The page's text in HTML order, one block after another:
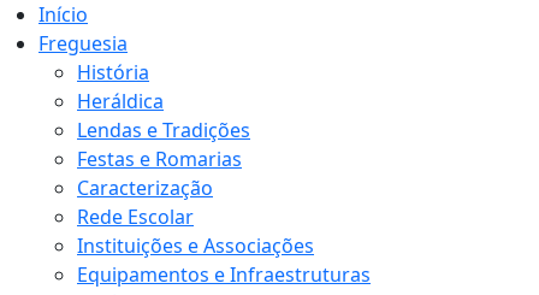
Início
Freguesia
História
Heráldica
Lendas e Tradições
Festas e Romarias
Caracterização
Rede Escolar
Instituições e Associações
Equipamentos e Infraestruturas